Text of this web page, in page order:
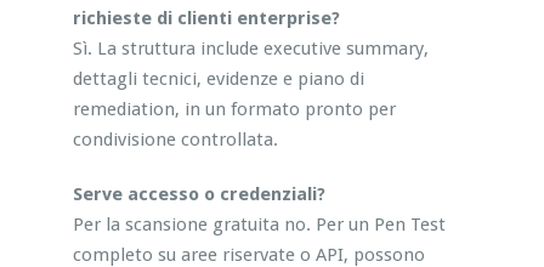
richieste di clienti enterprise?
Sì. La struttura include executive summary,
dettagli tecnici, evidenze e piano di
remediation, in un formato pronto per
condivisione controllata.
Serve accesso o credenziali?
Per la scansione gratuita no. Per un Pen Test
completo su aree riservate o API, possono